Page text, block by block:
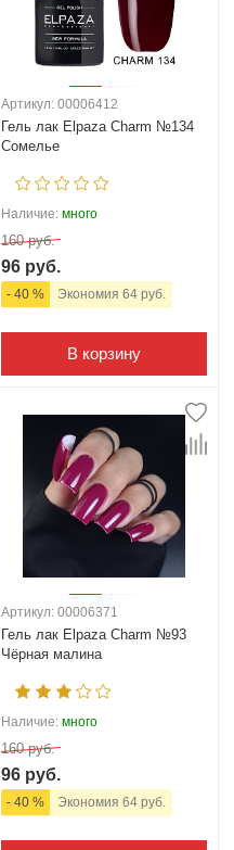
Артикул: 00006412
Гель лак Elpaza Charm №134
Сомелье
Наличие: много
160 руб.
96 руб.
- 40 % Экономия 64 руб.
В корзину
Артикул: 00006371
Гель лак Elpaza Charm №93
Чёрная малина
Наличие: много
160 руб.
96 руб.
- 40 % Экономия 64 руб.